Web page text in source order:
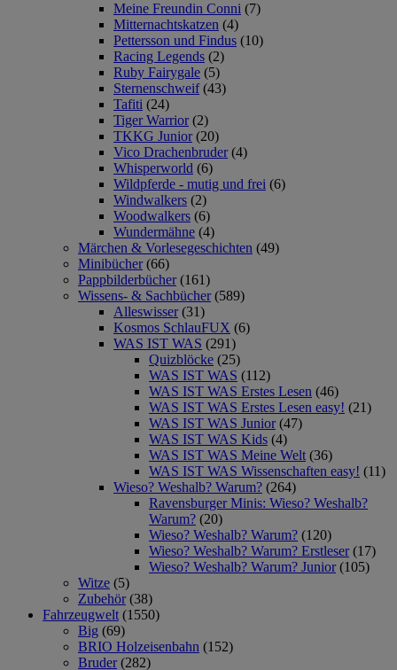
Meine Freundin Conni (7)
Mitternachtskatzen (4)
Pettersson und Findus (10)
Racing Legends (2)
Ruby Fairygale (5)
Sternenschweif (43)
Tafiti (24)
Tiger Warrior (2)
TKKG Junior (20)
Vico Drachenbruder (4)
Whisperworld (6)
Wildpferde - mutig und frei (6)
Windwalkers (2)
Woodwalkers (6)
Wundermähne (4)
Märchen & Vorlesegeschichten (49)
Minibücher (66)
Pappbilderbücher (161)
Wissens- & Sachbücher (589)
Alleswisser (31)
Kosmos SchlauFUX (6)
WAS IST WAS (291)
Quizblöcke (25)
WAS IST WAS (112)
WAS IST WAS Erstes Lesen (46)
WAS IST WAS Erstes Lesen easy! (21)
WAS IST WAS Junior (47)
WAS IST WAS Kids (4)
WAS IST WAS Meine Welt (36)
WAS IST WAS Wissenschaften easy! (11)
Wieso? Weshalb? Warum? (264)
Ravensburger Minis: Wieso? Weshalb?
Warum? (20)
Wieso? Weshalb? Warum? (120)
Wieso? Weshalb? Warum? Erstleser (17)
Wieso? Weshalb? Warum? Junior (105)
Witze (5)
Zubehör (38)
Fahrzeugwelt (1550)
Big (69)
BRIO Holzeisenbahn (152)
Bruder (282)